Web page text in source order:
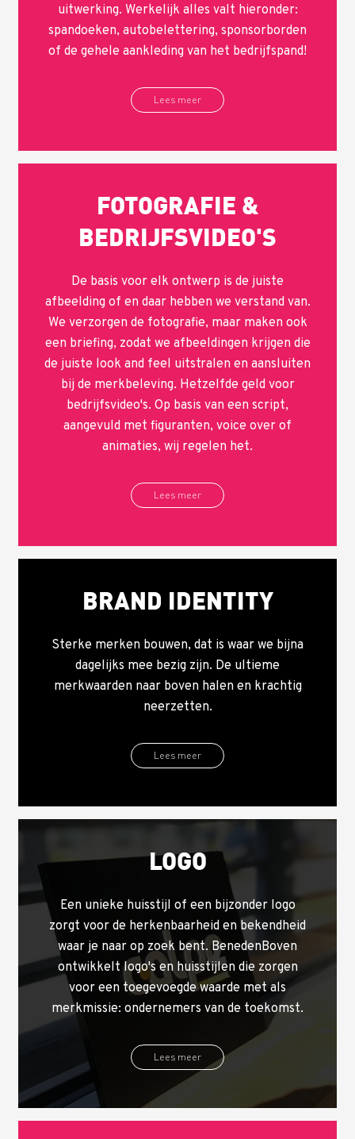
uitwerking. Werkelijk alles valt hieronder:
spandoeken, autobelettering, sponsorborden
of de gehele aankleding van het bedrijfspand!
Lees meer
FOTOGRAFIE &
BEDRIJFSVIDEO'S
De basis voor elk ontwerp is de juiste
afbeelding of en daar hebben we verstand van.
We verzorgen de fotografie, maar maken ook
een briefing, zodat we afbeeldingen krijgen die
de juiste look and feel uitstralen en aansluiten
bij de merkbeleving. Hetzelfde geld voor
bedrijfsvideo's. Op basis van een script,
aangevuld met figuranten, voice over of
animaties, wij regelen het.
Lees meer
BRAND IDENTITY
Sterke merken bouwen, dat is waar we bijna
dagelijks mee bezig zijn. De ultieme
merkwaarden naar boven halen en krachtig
neerzetten.
Lees meer
LOGO
Een unieke huisstijl of een bijzonder logo
zorgt voor de herkenbaarheid en bekendheid
waar je naar op zoek bent. BenedenBoven
ontwikkelt logo's en huisstijlen die zorgen
voor een toegevoegde waarde met als
merkmissie: ondernemers van de toekomst.
Lees meer